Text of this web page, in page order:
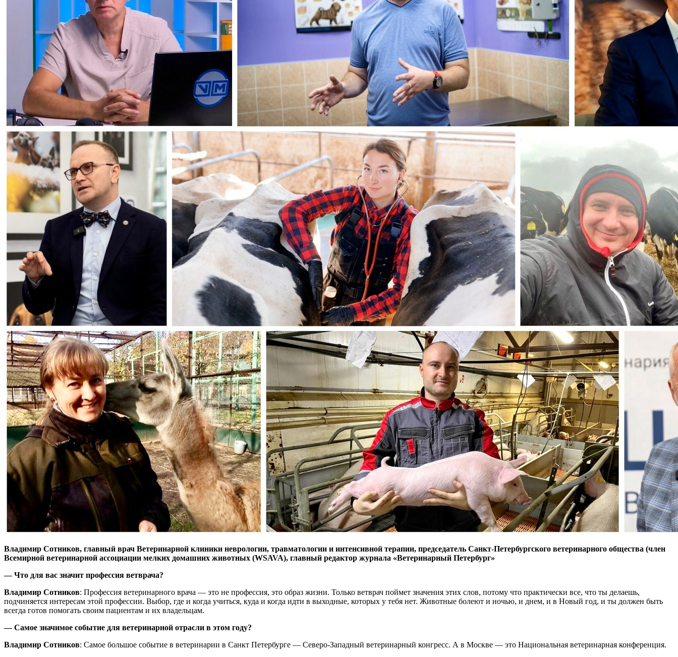
Владимир Сотников, главный врач Ветеринарной клиники неврологии, травматологии и интенсивной терапии, председатель Санкт-Петербургского ветеринарного общества (член
Всемирной ветеринарной ассоциации мелких домашних животных (WSAVA), главный редактор журнала «Ветеринарный Петербург»
— Что для вас значит профессия ветврача?
Владимир Сотников: Профессия ветеринарного врача — это не профессия, это образ жизни. Только ветврач поймет значения этих слов, потому что практически все, что ты делаешь,
подчиняется интересам этой профессии. Выбор, где и когда учиться, куда и когда идти в выходные, которых у тебя нет. Животные болеют и ночью, и днем, и в Новый год, и ты должен быть
всегда готов помогать своим пациентам и их владельцам.
— Самое значимое событие для ветеринарной отрасли в этом году?
Владимир Сотников: Самое большое событие в ветеринарии в Санкт Петербурге — Северо-Западный ветеринарный конгресс. А в Москве — это Национальная ветеринарная конференция.